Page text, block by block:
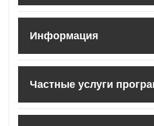
Информация
Частные услуги